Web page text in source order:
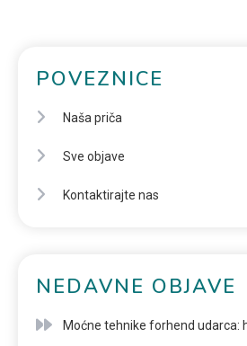
POVEZNICE
Naša priča
Sve objave
Kontaktirajte nas
NEDAVNE OBJAVE
Moćne tehnike forhend udarca: